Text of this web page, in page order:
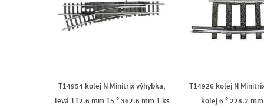
T14954 kolej N Minitrix výhybka,
levá 112.6 mm 15 ° 362.6 mm 1 ks
T14926 kolej N
kolej 6 ° 228.2